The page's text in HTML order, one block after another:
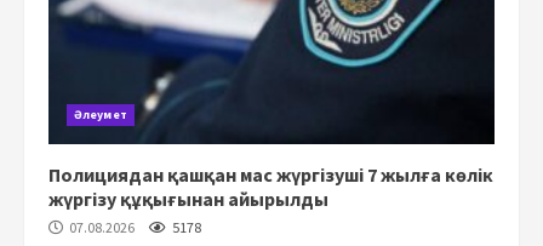
Әлеумет
Полициядан қашқан мас жүргізуші 7 жылға көлік
жүргізу құқығынан айырылды
07.08.2026 5178